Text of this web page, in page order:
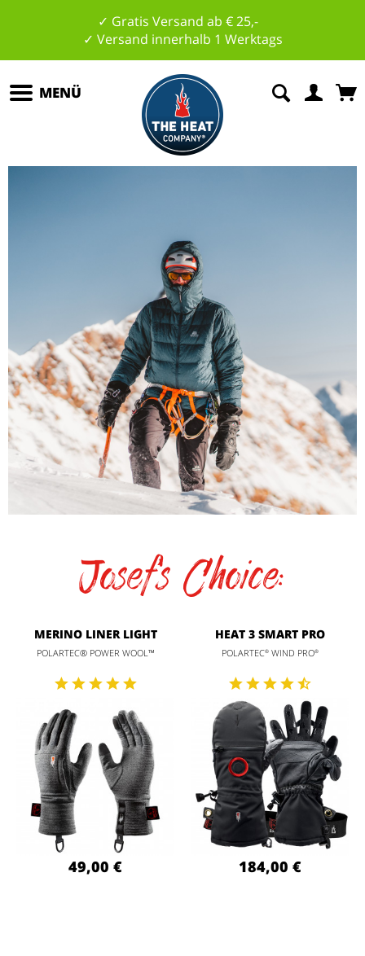
✓ Gratis Versand ab € 25,-
✓ Versand innerhalb 1 Werktags
MENÜ
Josef's Choice:
MERINO LINER LIGHT
POLARTEC® POWER WOOL™
49,00 €
HEAT 3 SMART PRO
POLARTEC®WIND PRO®
184,00 €